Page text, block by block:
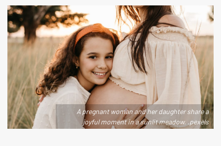
A pregnant woman and her daughter share a
joyful moment in a sunlit meadow. .pexels